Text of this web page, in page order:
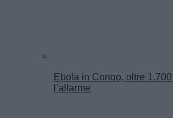
Ebola in Congo, oltre
l’allarme